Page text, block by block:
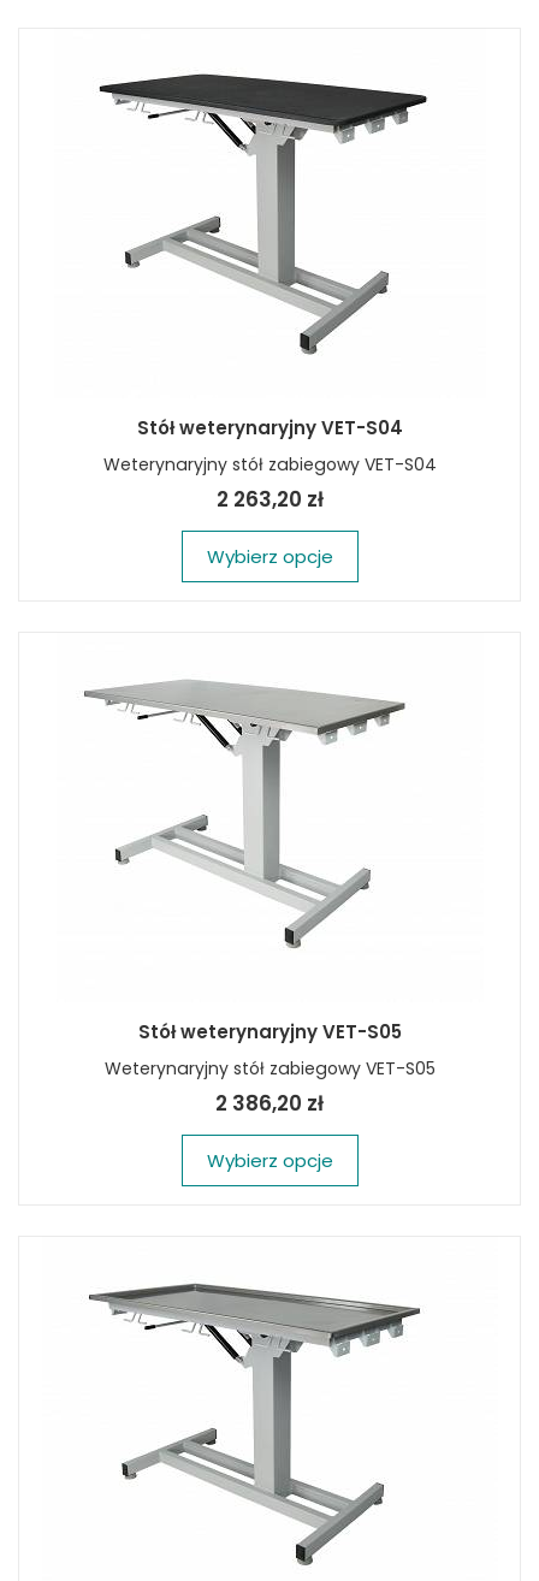
Stół weterynaryjny VET-S04
Weterynaryjny stół zabiegowy VET-S04
2 263,20 zł
Wybierz opcje
Stół weterynaryjny VET-S05
Weterynaryjny stół zabiegowy VET-S05
2 386,20 zł
Wybierz opcje